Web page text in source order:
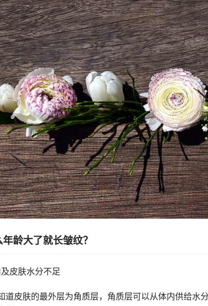
龄大了就长皱纹？
及皮肤水分不足
皮肤的最外层为角质层，角质层可以从体内供给水